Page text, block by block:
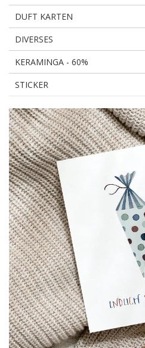
DUFT KARTEN
DIVERSES
KERAMINGA - 60%
STICKER